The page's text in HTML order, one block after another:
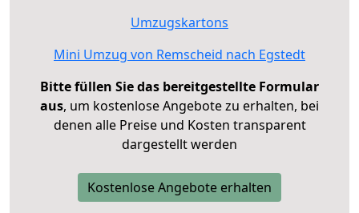
Umzugskartons
Mini Umzug von Remscheid nach Egstedt
Bitte füllen Sie das bereitgestellte Formular
aus, um kostenlose Angebote zu erhalten, bei
denen alle Preise und Kosten transparent
dargestellt werden
Kostenlose Angebote erhalten